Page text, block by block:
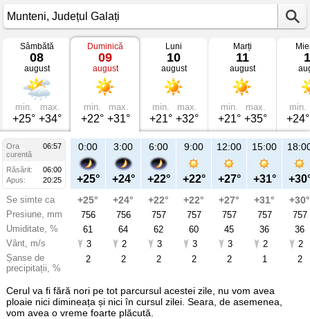
Vremea
Munteni
mâine
Județul
Galați
Sâmbătă
08
august
min.
+25°
max.
+34°
Duminică
09
august
min.
+22°
max.
+31°
Luni
10
august
min.
+21°
max.
+32°
Marți
11
august
min.
+21°
max.
+35°
min.
+24°
Ora
06:57
curentă
Răsărit:
06:00
Apus:
20:25
Se simte ca
Presiune, mm
Umiditate, %
Vânt, m/s
Șanse de
precipitații, %
21:00
+28°
+28°
756
55
2
3
Du
aug
0:00
+25°
+25°
756
61
3
2
3:00
+24°
+24°
756
64
2
2
6:00
+22°
+22°
757
62
3
2
9:00
+22°
+22°
757
60
3
2
12:00
+27°
+27°
757
45
3
2
15:00
+31°
+31°
757
36
2
1
+30°
757
36
2
2
Cerul va fi fără nori pe tot parcursul acestei zile, nu vom avea
ploaie nici dimineața și nici în cursul zilei. Seara, de asemenea,
vom avea o vreme foarte plăcută.